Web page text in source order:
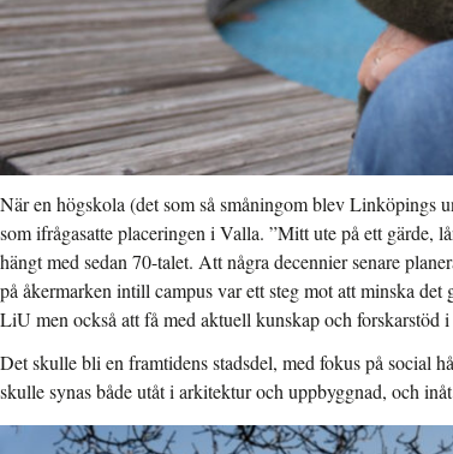
När en högskola (det som så småningom blev Linköpings
som ifrågasatte placeringen i Valla. ”Mitt ute på ett gärde,
hängt med sedan 70-talet. Att några decennier senare
på åkermarken intill campus var ett steg mot att minska det
LiU men också att få med aktuell kunskap och forskarstöd i
Det skulle bli en framtidens stadsdel, med fokus på social
skulle synas både utåt i arkitektur och uppbyggnad, och